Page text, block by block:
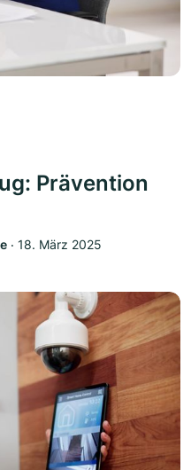
Prävention
‧ 18. März 2025